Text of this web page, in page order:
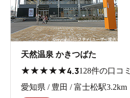
天然温泉 かきつばた
★★★★★4.3128件の口コミ
愛知県 / 豊田 / 富士松駅3.2km